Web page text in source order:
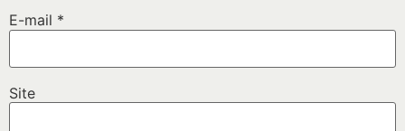
E-mail *
Site